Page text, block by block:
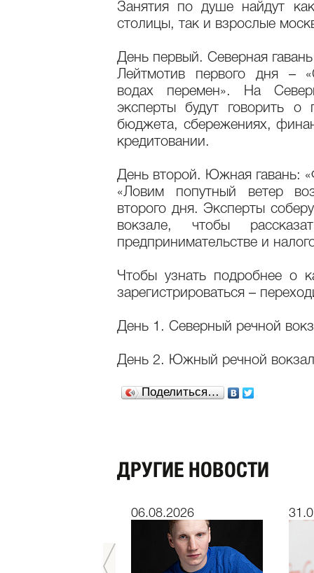
Занятия по душе найдут
столицы, так и взрослые
День первый. Северная
Лейтмотив первого дня –
водах перемен». На
эксперты будут говорить о
бюджета, сбережениях,
кредитовании.
День второй. Южная гавань:
«Ловим попутный ветер
второго дня. Эксперты
вокзале, чтобы
предпринимательстве и
Чтобы узнать подробнее о
зарегистрироваться –
День 1. Северный речной
День 2. Южный речной
Поделиться…
ДРУГИЕ НОВОСТИ
06.08.2026